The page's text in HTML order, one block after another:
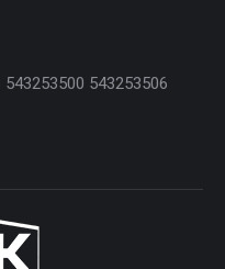
543253506